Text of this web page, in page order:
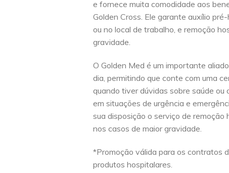
e fornece muita comodidade aos
Golden Cross. Ele garante auxílio
ou no local de trabalho, e remoção
gravidade.
O Golden Med é um importante
dia, permitindo que conte com uma
quando tiver dúvidas sobre saúde ou
em situações de urgência e
sua disposição o serviço de remoção
nos casos de maior gravidade.
*Promoção válida para os contratos
produtos hospitalares.